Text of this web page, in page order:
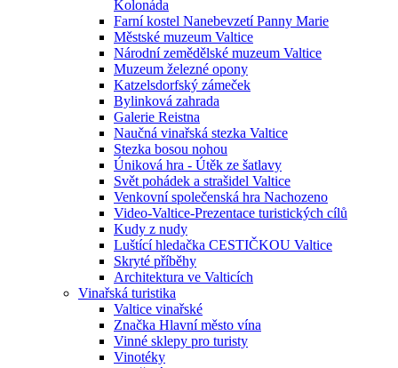
Kolonáda
Farní kostel Nanebevzetí Panny Marie
Městské muzeum Valtice
Národní zemědělské muzeum Valtice
Muzeum železné opony
Katzelsdorfský zámeček
Bylinková zahrada
Galerie Reistna
Naučná vinařská stezka Valtice
Stezka bosou nohou
Úniková hra - Útěk ze šatlavy
Svět pohádek a strašidel Valtice
Venkovní společenská hra Nachozeno
Video-Valtice-Prezentace turistických cílů
Kudy z nudy
Luštící hledačka CESTIČKOU Valtice
Skryté příběhy
Architektura ve Valticích
Vinařská turistika
Valtice vinařské
Značka Hlavní město vína
Vinné sklepy pro turisty
Vinotéky